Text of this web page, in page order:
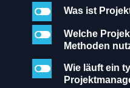
l Was ist
l
Welche
Methoden
l
Wie läuft ein